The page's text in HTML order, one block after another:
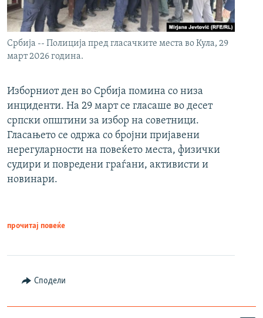
Србија -- Полиција пред гласачките места во Кула, 29
март 2026 година.
Изборниот ден во Србија помина со низа
инциденти. На 29 март се гласаше во десет
српски општини за избор на советници.
Гласањето се одржа со бројни пријавени
нерегуларности на повеќето места, физички
судири и повредени граѓани, активисти и
новинари.
прочитај повеќе
Сподели